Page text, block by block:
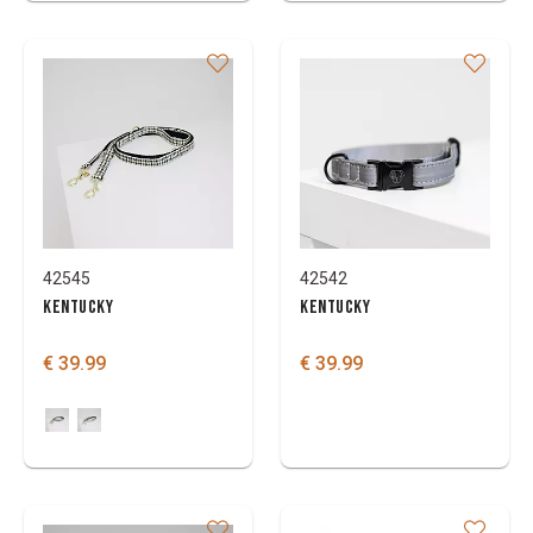
42545
KENTUCKY
€ 39.99
42542
KENTUCKY
€ 39.99